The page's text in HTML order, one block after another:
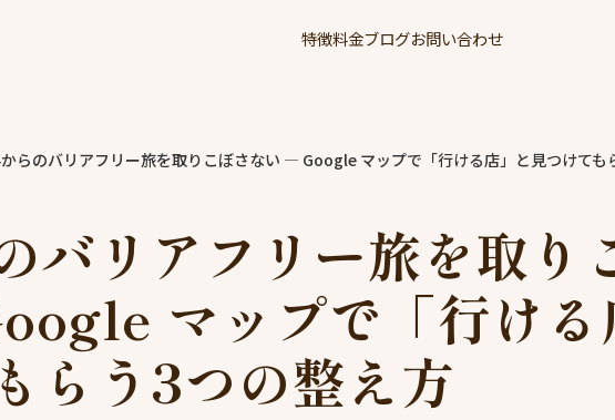
特徴料金ブログお問い合わせ
らのバリアフリー旅を取りこぼさない — Google マップで「行ける店」と見つけても
バリアフリー旅を取り
マップで「行ける
らう3つの整え方